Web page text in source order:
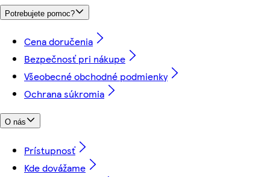
Potrebujete pomoc?
Cena doručenia
Bezpečnosť pri nákupe
Všeobecné obchodné podmienky
Ochrana súkromia
O nás
Prístupnosť
Kde dovážame